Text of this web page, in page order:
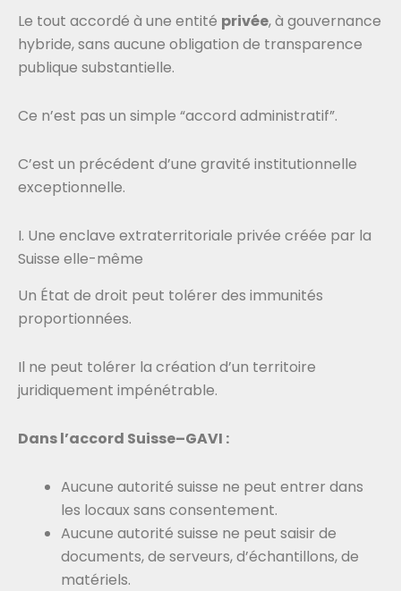
Le tout accordé à une entité privée, à gouvernance
hybride, sans aucune obligation de transparence
publique substantielle.
Ce n’est pas un simple “accord administratif”.
C’est un précédent d’une gravité institutionnelle
exceptionnelle.
I. Une enclave extraterritoriale privée créée par la
Suisse elle-même
Un État de droit peut tolérer des immunités
proportionnées.
Il ne peut tolérer la création d’un territoire
juridiquement impénétrable.
Dans l’accord Suisse–GAVI :
Aucune autorité suisse ne peut entrer dans
les locaux sans consentement.
Aucune autorité suisse ne peut saisir de
documents, de serveurs, d’échantillons, de
matériels.